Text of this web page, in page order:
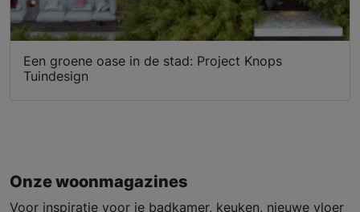
Een groene oase in de stad: Project Knops
Tuindesign
Onze woonmagazines
Voor inspiratie voor je badkamer, keuken, nieuwe vloer